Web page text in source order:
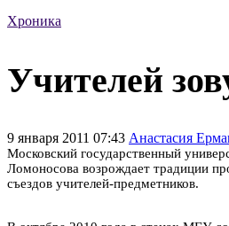
Хроника
Учителей
9 января 2011 07:43 Анастасия
Московский государственный
Ломоносова возрождает традиции
съездов учителей-предметников.